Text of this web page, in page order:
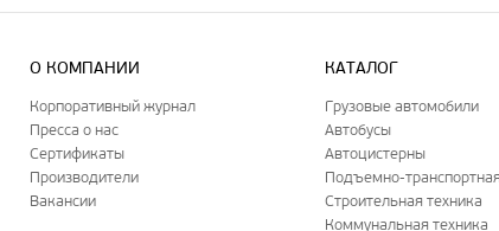
О КОМПАНИИ
Корпоративный журнал
Пресса о нас
Сертификаты
Производители
Вакансии
КАТАЛОГ
Грузовые автомобили
Автобусы
Автоцистерны
Подъемно-
Строительная техника
Коммунальная техника